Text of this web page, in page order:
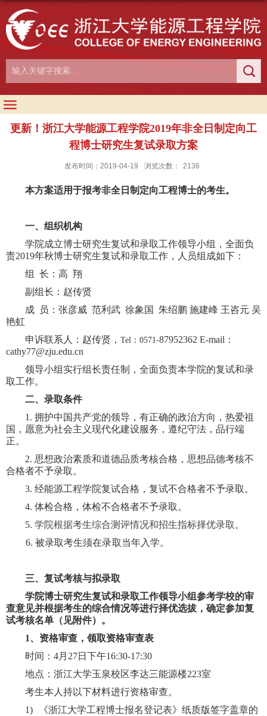
更新！浙江大学能源工程学院2019年非全日制定向工
程博士研究生复试录取方案
发布时间：2019-04-19 浏览次数： 2136
本方案适用于报考非全日制定向工程博士的考生。
一、组织机构
学院成立博士研究生复试和录取工作领导小组，全面负
责2019年秋博士研究生复试和录取工作，人员组成如下：
组
长：高 翔
副组长：赵传贤
成
员：张彦威 范利武 徐象国 朱绍鹏 施建峰 王咨元 吴
艳虹
申诉联系人：赵传贤， Tel ： 0571-87952362 E-mail ：
cathy77@zju.edu.cn
领导小组实行组长责任制，全面负责本学院的复试和录
取工作。
二、录取条件
1. 拥护中国共产党的领导，有正确的政治方向，热爱祖
国，愿意为社会主义现代化建设服务，遵纪守法，品行端
正。
2. 思想政治素质和道德品质考核合格，思想品德考核不
合格者不予录取。
3. 经能源工程学院复试合格，复试不合格者不予录取。
4. 体检合格，体检不合格者不予录取。
5. 学院根据考生综合测评情况和招生指标择优录取。
6. 被录取考生须在录取当年入学。
三、复试考核与拟录取
学院博士研究生复试和录取工作领导小组参考学校的审
查意见并根据考生的综合情况等进行择优选拔，确定参加复
试考核名单（见附件）。
1、资格审查，领取资格审查表
时间： 4月 27日下午16:30-17:30
地点：浙江大学玉泉校区李达三能源楼223室
考生本人持以下材料进行资格审查。
1)
《浙江大学工程博士报名登记表》纸质版签字盖章的